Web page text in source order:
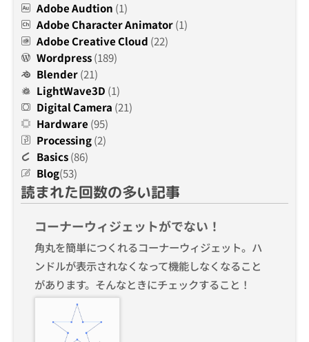
Adobe Audtion (1)
Adobe Character Animator(1)
Adobe Creative Cloud (22)
Wordpress(189)
Blender(21)
LightWave3D (1)
Digital Camera (21)
Hardware (95)
Processing(2)
Basics(86)
Blog(53)
読まれた回数の多い記事
コーナーウィジェットがでない！
角丸を簡単につくれるコーナーウィジェット。ハ
ンドルが表示されなくなって機能しなくなること
があります。そんなときにチェックすること！